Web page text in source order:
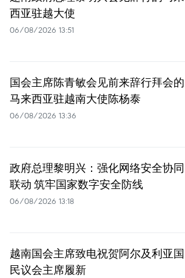
西亚驻越大使
06/08/2026 13:51
国会主席陈青敏会见前来辞行拜会的
马来西亚驻越南大使陈杨泰
06/08/2026 13:36
政府总理黎明兴：强化网络安全协同
联动 筑牢国家数字安全防线
06/08/2026 13:18
越南国会主席致电祝贺阿尔及利亚国
民议会主席履新